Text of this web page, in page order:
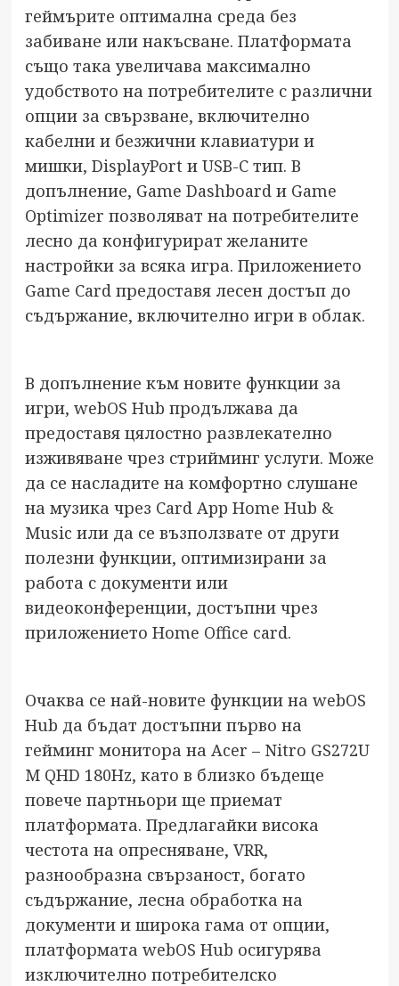
геймърите оптимална среда без
забиване или накъсване. Платформата
също така увеличава максимално
удобството на потребителите с различни
опции за свързване, включително
кабелни и безжични клавиатури и
мишки, DisplayPort и USB-C тип. В
допълнение, Game Dashboard и Game
Optimizer позволяват на потребителите
лесно да конфигурират желаните
настройки за всяка игра. Приложението
Game Card предоставя лесен достъп до
съдържание, включително игри в облак.
В допълнение към новите функции за
игри, webOS Hub продължава да
предоставя цялостно развлекателно
изживяване чрез стрийминг услуги. Може
да се насладите на комфортно слушане
на музика чрез Card App Home Hub &
Music или да се възползвате от други
полезни функции, оптимизирани за
работа с документи или
видеоконференции, достъпни чрез
приложението Home Office card.
Очаква се най-новите функции на webOS
Hub да бъдат достъпни първо на
гейминг монитора на Acer – Nitro GS272U
M QHD 180Hz, като в близко бъдеще
повече партньори ще приемат
платформата. Предлагайки висока
честота на опресняване, VRR,
разнообразна свързаност, богато
съдържание, лесна обработка на
документи и широка гама от опции,
платформата webOS Hub осигурява
изключително потребителско